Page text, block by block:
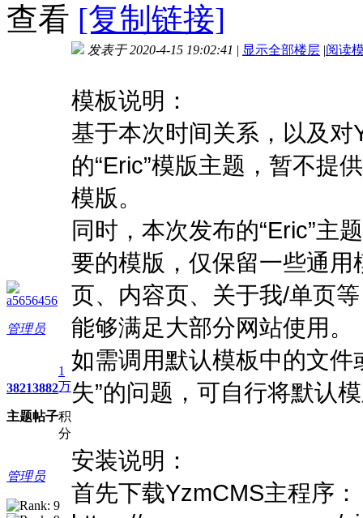
查看 [复制链接]
a5656456
管理员
3821
主题
3882
帖子
1
万
积
分
管理员
发表于 2020-4-15 19:02:41 | 显示全部楼层 |阅读
模板说明：
基于本次时间关系，以及
的“Eric”模版主题，暂不提
模版。
同时，本次发布的“Eric”主
要的模版，仅保留一些通
页、内容页、关于我/单页
能够满足大部分网站使用。
如需调用默认模板中的文件
失”的问题，可自行将默认
安装说明：
首先下载YzmCMS主程序：